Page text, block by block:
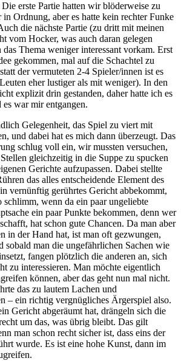
erste Partie hatten wir blöderweise zu
Ordnung, aber es hatte kein rechter Funke
die nächste Partie (zu dritt mit meinen
vom Hocker, was auch daran gelegen
das Thema weniger interessant vorkam. Erst
gekommen, mal auf die Schachtel zu
der vermuteten 2-4 Spieler/innen ist es
eher lustiger als mit weniger). In den
explizit drin gestanden, daher hatte ich es
war mir entgangen.
Gelegenheit, das Spiel zu viert mit
und dabei hat es mich dann überzeugt. Das
schlug voll ein, wir mussten versuchen,
gleichzeitig in die Suppe zu spucken
Gerichte aufzupassen. Dabei stellte
das alles entscheidende Element des
vernünftig gerührtes Gericht abbekommt,
schlimm, wenn da ein paar ungeliebte
ein paar Punkte bekommen, denn wer
hat schon gute Chancen. Da man aber
in der Hand hat, ist man oft gezwungen,
sobald man die ungefährlichen Sachen wie
fangen plötzlich die anderen an, sich
zu interessieren. Man möchte eigentlich
können, aber das geht nun mal nicht.
das zu lautem Lachen und
– ein richtig vergnügliches Ärgerspiel also.
Gericht abgeräumt hat, drängeln sich die
um das, was übrig bleibt. Das gilt
man schon recht sicher ist, dass eins der
wurde. Es ist eine hohe Kunst, dann im